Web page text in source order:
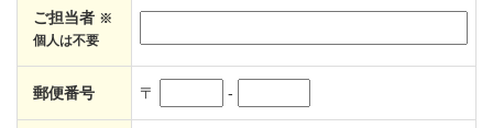
ご担当者 ※
個人は不要
郵便番号 〒 -